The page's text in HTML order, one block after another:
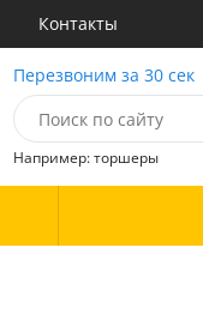
Контакты
Перезвоним за 30 сек
Например: торшеры